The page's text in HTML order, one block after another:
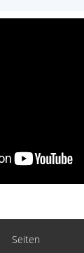
Seiten